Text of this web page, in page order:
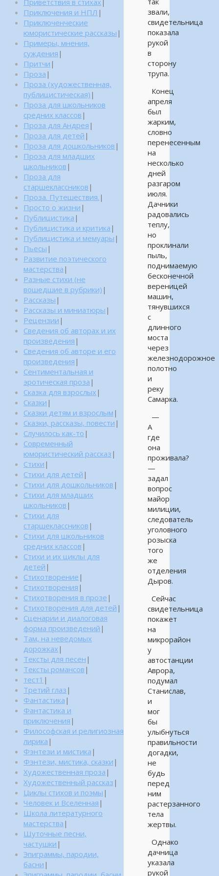
звали,
свидетельница
показала
рукой
в
сторону
трупа.
Конец
апреля
был
жарким,
словно
перенесенным
на
несколько
дней
разгаром
июля.
Дачники
радовались
теплу,
но
проклинали
пыль,
поднимаемую
бесконечной
вереницей
машин,
тянувшихся
с
длинного
моста
через
железнодорожное
полотно
и
реку
Самарка.
—
А
где
она
проживала?
—
задал
вопрос
майор
милиции,
следователь
уголовного
розыска
того
же
отделения
Дыров.
Сейчас
свидетельница
покажет
на
микрорайон
у
автостанции
Аврора,
подумал
Станислав,
и
мог
бы
улыбнуться
правильности
догадки,
не
будь
перед
ним
растерзанного
тела
жертвы.
Однако
дачница
указала
рукой
Приветствия в стихах
Приключения и НПЛ |
Приключенческие
юмористические рассказы |
Примеры, мнения,
суждения |
Притчи |
Проза |
Проза (художественная,
публицистическая) |
Проза для школьников
средних классов |
Проза для Андрея |
Проза для детей |
Проза для дошкольников |
Проза для младших
школьников |
Проза для
старшеклассников |
Проза. Путешествия. |
Просто о жизни |
Публицистика |
Публицистика и критика |
Публицистика и мемуары |
Пьесы |
Развитие поэтического
мастерства |
Разные стихи (не
вошедшие в рубрики) |
Рассказы |
Рассказы и миниатюры |
Рецензии |
Сведения об авторах и их
произведения |
Сведения об авторе и его
произведения |
Сентиментальная и
эротическая проза |
Сказка для взрослых |
Сказки |
Сказки детям и взрослым |
Сказки, рассказы, повести |
Случилось как-то |
Современный
юмористический рассказ |
Стихи |
Стихи для детей |
Стихи для дошкольников |
Стихи для младших
школьников |
Стихи для
старшеклассников |
Стихи для школьников
средних классов |
Стихи и их циклы для
детей |
Стихотворение |
Стихотворения |
Стихотворения в прозе |
Стихотворения для детей |
Сценарии и диалоговая
форма произведений |
Там, на неведомых
дорожках |
Тексты для песен |
Тексты романсов |
тест1 |
Третий глаз |
Фантастика |
Фантастика и
приключения |
Философская и религиозная
лирика |
Фэнтези и мистика |
Фэнтези, мистика, сказки |
Художественная проза |
Художественный рассказ |
Циклы стихов и поэмы |
Человек и Вселенная |
Школа литературного
мастерства |
Шуточные песни,
частушки |
Эпиграммы, пародии,
басни |